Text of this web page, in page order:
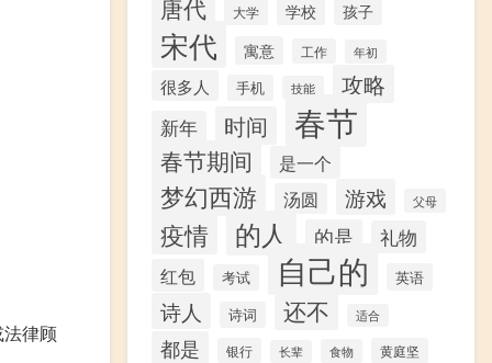
律顾
唐代 大学 学校 孩子
宋代 寓意 工作 年初
很多人 手机 技能 攻略
新年 时间 春节
春节期间 是一个
梦幻西游 汤圆 游戏 父母
疫情 的人 的是
礼物
红包
考试 自己的 英语
诗人 诗词 还不 适合
都是 银行 长辈 食物 黄庭坚